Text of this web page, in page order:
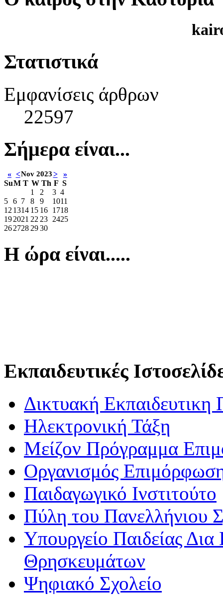
Στατιστικά
Εμφανίσεις άρθρων
22597
Σήμερα είναι...
« <Nov 2023>
»
SuM T W Th F S
1
2 3 4
5 6 7 8 9 1011
12 1314 15 16 1718
192021 22 23 2425
262728 2930
Η ώρα είναι.....
Εκπαιδευτικές
Δικτυακή
Ηλεκτρονική Τάξη
Μείζον Πρόγραμμα
Οργανισμός
Παιδαγωγικό Ινστιτούτο
Πύλη του Πανελλήνιου
Υπουργείο Παιδείας
Θρησκευμάτων
Ψηφιακό Σχολείο